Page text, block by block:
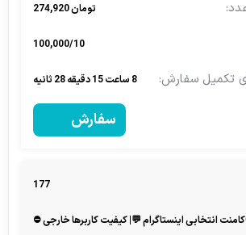
تومان 274,920
100,000/10
8 ساعت 15 دقیقه 28 ثانیه
سفارش
177
انتخابی اینستاگرام 💬| کیفیت کاربرها خارجی ⛔